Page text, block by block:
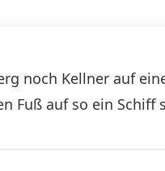
noch Kellner auf
Fuß auf so ein Schiff